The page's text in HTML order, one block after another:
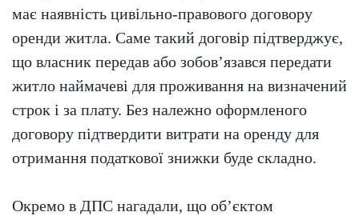
має наявність цивільно-правового договору
оренди житла. Саме такий договір підтверджує,
що власник передав або зобов’язався передати
житло наймачеві для проживання на визначений
строк і за плату. Без належно оформленого
договору підтвердити витрати на оренду для
отримання податкової знижки буде складно.
Окремо в ДПС нагадали, що об’єктом